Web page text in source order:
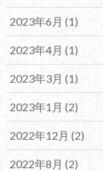
2023年6月 (1)
2023年4月 (1)
2023年3月 (1)
2023年1月 (2)
2022年12月 (2)
2022年8月 (2)